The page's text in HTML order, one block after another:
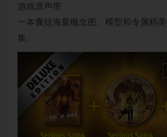
游戏原声带
一本囊括海量概念图、模型和专属精
集。